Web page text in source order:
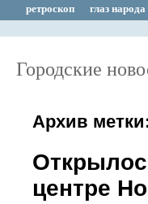
ретроскоп
глаз народа
Городские
Архив
центре